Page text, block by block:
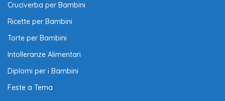
Cruciverba per Bambini
Ricette per Bambini
Torte per Bambini
Intolleranze Alimentari
Diplomi per i Bambini
Feste a Tema